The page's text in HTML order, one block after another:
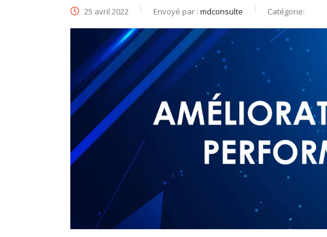
25 avril 2022 Envoyé par : mdconsulte Catégorie: